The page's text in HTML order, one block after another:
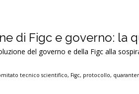
di Figc e governo: la
del governo e della Figc alla
tecnico scientifico, Figc, protocollo,